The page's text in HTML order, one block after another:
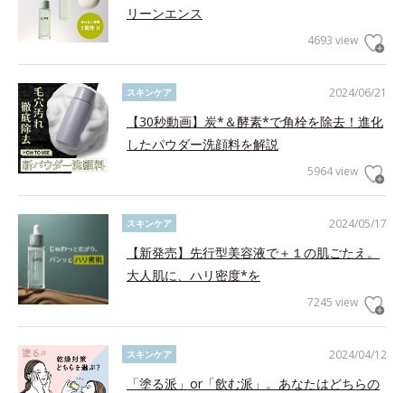
リーンエンス
4693 view
2024/06/21
スキンケア
【30秒動画】炭*＆酵素*で角栓を除去！進化
したパウダー洗顔料を解説
5964 view
2024/05/17
スキンケア
【新発売】先行型美容液で＋１の肌ごたえ。
大人肌に、ハリ密度*を
7245 view
2024/04/12
スキンケア
「塗る派」or「飲む派」。あなたはどちらの